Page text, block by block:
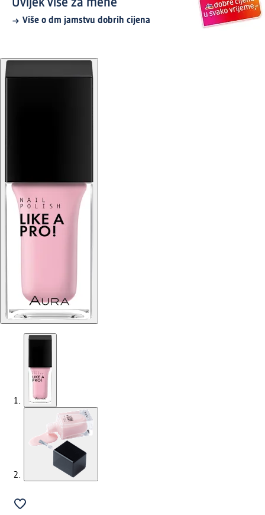
Uvijek više za mene
Više o dm jamstvu dobrih cijena